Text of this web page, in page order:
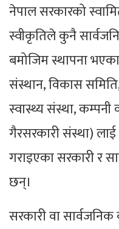
नेपाल सरकारको
स्वीकृतिले कुनै
बमोजिम स्थापना भएका
संस्थान, विकास समिति,
स्वास्थ्य संस्था, कम्पनी
गैरसरकारी संस्था)
गराइएका सरकारी र
छन्।
सरकारी वा सार्वजनिक